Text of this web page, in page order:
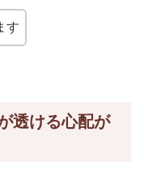
す
透ける心配が